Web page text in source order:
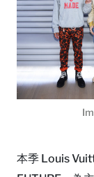
本季 Louis